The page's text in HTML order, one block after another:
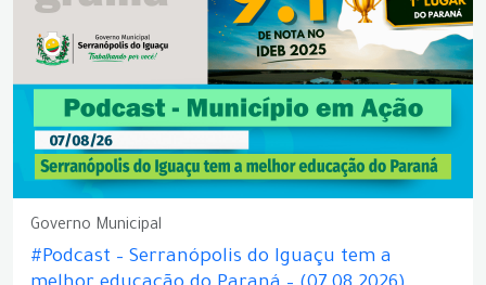
Governo Municipal
#Podcast – Serranópolis do Iguaçu tem a